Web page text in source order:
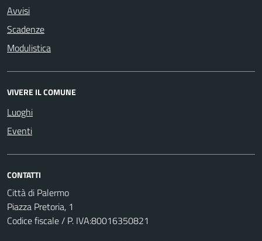
Avvisi
Scadenze
Modulistica
VIVERE IL COMUNE
Luoghi
Eventi
CONTATTI
Città di Palermo
Piazza Pretoria, 1
Codice fiscale / P. IVA:80016350821